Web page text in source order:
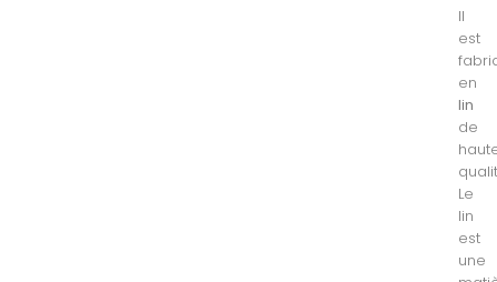
Il
est
en
lin
de
Le
lin
est
une